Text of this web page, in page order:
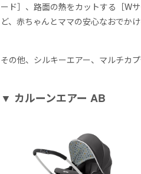
ード］、路面の熱をカットする［W
ど、赤ちゃんとママの安心なおでかけ
その他、シルキーエアー、マルチカ
▼ カルーンエアー AB